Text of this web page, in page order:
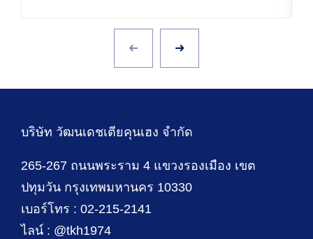
บริษัท วัฒนเดชเตียคุนเฮง จำกัด
265-267 ถนนพระราม 4 แขวงรองเมือง เขต
ปทุมวัน กรุงเทพมหานคร 10330
เบอร์โทร : 02-215-2141
ไลน์ : @tkh1974